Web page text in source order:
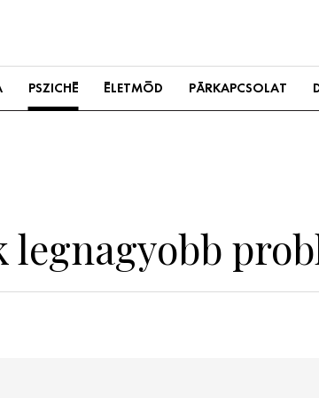
PSZICHÉ ÉLETMÓD PÁRKAPCSOLAT
legnagyobb